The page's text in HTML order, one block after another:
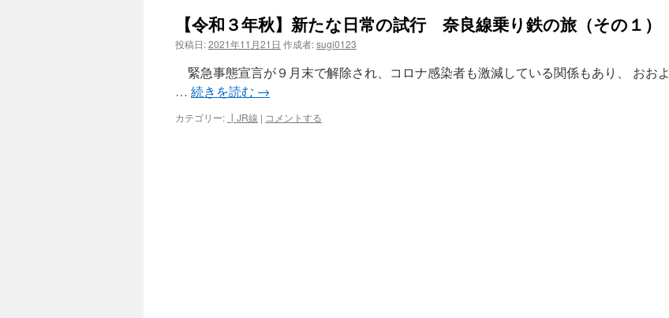
【令和３年秋】新たな日常の試行 奈良線乗り鉄の旅（その１）
投稿日:2021年11月21日 作成者:sugi0123
緊急事態宣言が９月末で解除され、コロナ感染者も激減している関係もあり、 おおよ
… 続きを読む →
カテゴリー: ┃JR線 | コメントする